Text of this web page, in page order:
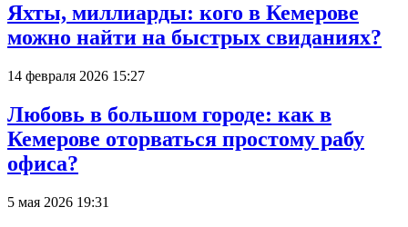
Яхты, миллиарды: кого в Кемерове
можно найти на быстрых свиданиях?
14 февраля 2026 15:27
Любовь в большом городе: как в
Кемерове оторваться простому рабу
офиса?
5 мая 2026 19:31